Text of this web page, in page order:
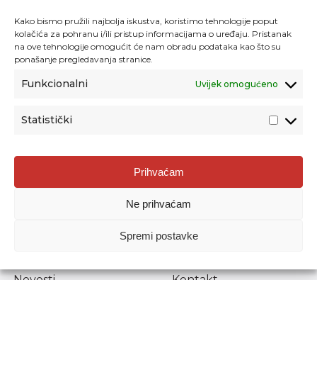
Kako bismo pružili najbolja iskustva, koristimo tehnologije poput
kolačića za pohranu i/ili pristup informacijama o uređaju. Pristanak
na ove tehnologije omogućit će nam obradu podataka kao što su
ponašanje pregledavanja stranice.
Funkcionalni Uvijek omogućeno
Statistički
Prihvaćam
Ne prihvaćam
Spremi postavke
Agencija za odgoj i obrazovanje
Donje Svetice 38, 10000 Zagreb
1778129
Prenošenje sadržaja dopušteno je uz navođenje izvora.
Novosti
Kontakt